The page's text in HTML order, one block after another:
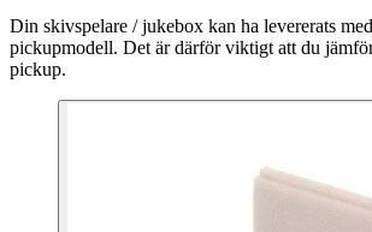
Din skivspelare / jukebox kan ha levererats
pickupmodell. Det är därför viktigt att du
pickup.